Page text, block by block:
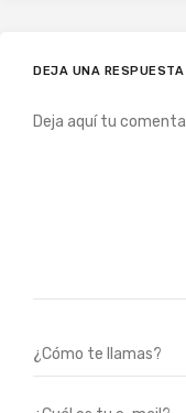
DEJA UNA RESPUESTA